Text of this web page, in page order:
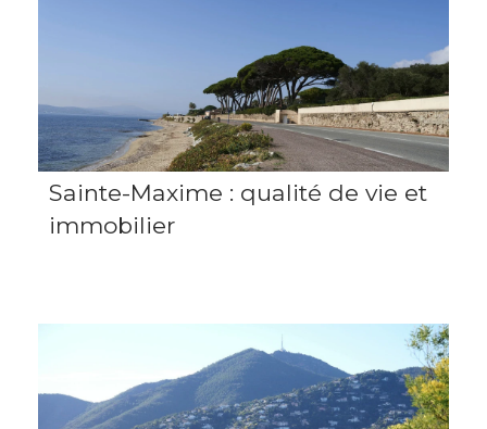
Sainte-Maxime : qualité de vie et
immobilier